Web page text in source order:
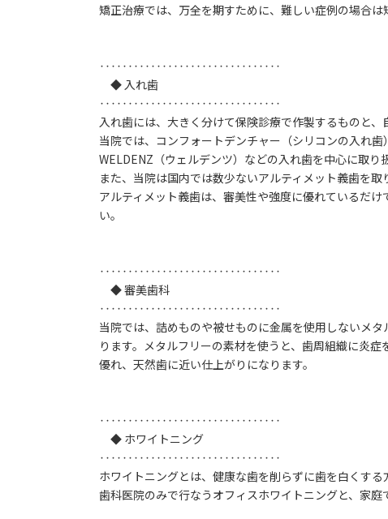
矯正治療では、万全を期すために、難しい症例の場合
‥‥‥‥‥‥‥‥‥‥‥‥‥‥‥‥
◆ 入れ歯
‥‥‥‥‥‥‥‥‥‥‥‥‥‥‥‥
入れ歯には、大きく分けて保険診療で作製するものと、
当院では、コンフォートデンチャー（シリコンの入れ歯
WELDENZ（ウェルデンツ）などの入れ歯を中心に取り
また、当院は国内では数少ないアルティメット義歯を取
アルティメット義歯は、審美性や強度に優れているだ
い。
‥‥‥‥‥‥‥‥‥‥‥‥‥‥‥‥
◆ 審美歯科
‥‥‥‥‥‥‥‥‥‥‥‥‥‥‥‥
当院では、詰めものや被せものに金属を使用しないメ
ります。メタルフリーの素材を使うと、歯周組織に炎
優れ、天然歯に近い仕上がりになります。
‥‥‥‥‥‥‥‥‥‥‥‥‥‥‥‥
◆ ホワイトニング
‥‥‥‥‥‥‥‥‥‥‥‥‥‥‥‥
ホワイトニングとは、健康な歯を削らずに歯を白くする
歯科医院のみで行なうオフィスホワイトニングと、家庭